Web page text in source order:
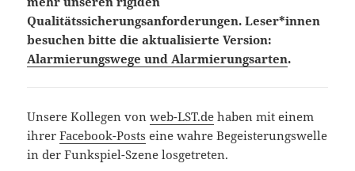
Qualitätssicherungsanforderungen. Leser*innen
besuchen bitte die aktualisierte Version:
Alarmierungswege und Alarmierungsarten.
Unsere Kollegen vonweb-LST.de haben mit einem
ihrerFacebook-Posts eine wahre Begeisterungswelle
in der Funkspiel-Szene losgetreten.